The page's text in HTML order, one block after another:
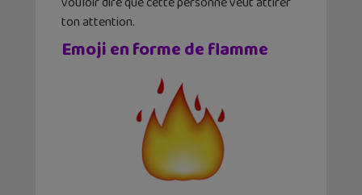
ton attention.
Emoji en forme de flamme